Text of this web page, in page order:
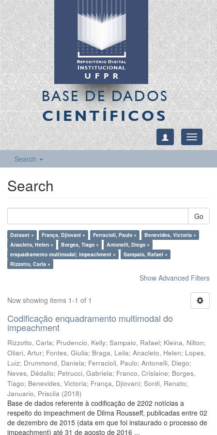
BASE DE DADOS
CIENTÍFICOS
Toggle
Search
Search
Go
Dataset × França, Djiovani × Ferracioli, Paulo ×
Benevides, Victoria ×
Anacleto, Helen ×
Borges, Tiago ×
Antonelli, Diego ×
enquadramento multimodal; impeachment ×
Sampaio, Rafael ×
Rizzotto, Carla ×
Show Advanced Filters
Now showing items 1-1 of 1
Codificação enquadramento multimodal do
impeachment
Rizzotto, Carla; Prudencio, Kelly; Sampaio, Rafael; Kleina, Nilton;
Oliari, Artur; Fontes, Giulia; Braga, Leila; Anacleto, Helen; Lopes,
Luiz; Drummond, Daniela; Ferracioli, Paulo; Antonelli, Diego;
Neves, Dédallo; Petrucci, Gabriela; Franco, Crislaine; Borges,
Tiago; Benevides, Victoria; França, Djiovani; Sordi, Renato;
Januario, Priscila (2018)
Base de dados referente à codificação de 2202 notícias a
respeito do impeachment de Dilma Rousseff, publicadas entre 02
de dezembro de 2015 (data em que foi instaurado o processo de
impeachment) até 31 de agosto de 2016 ...